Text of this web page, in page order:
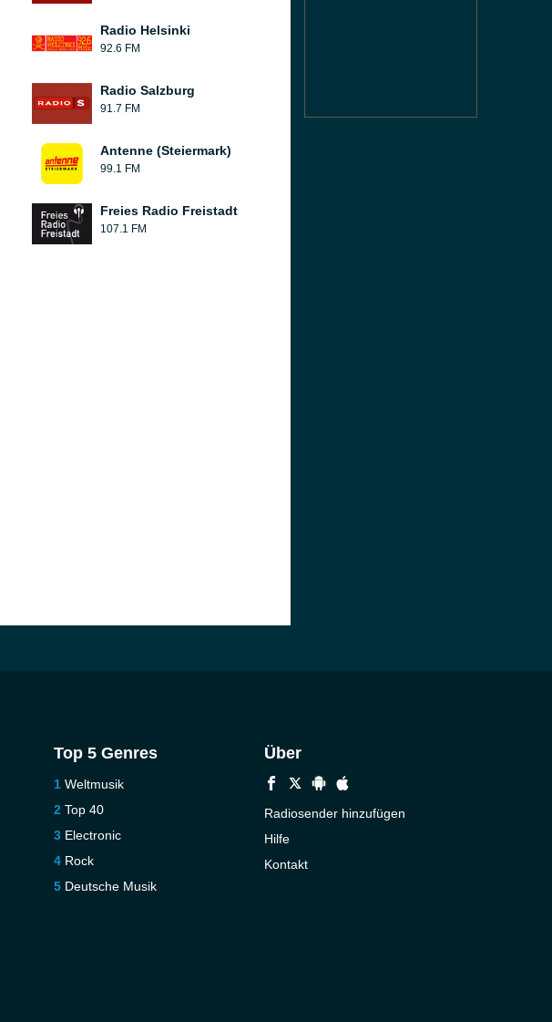
Radio Helsinki
92.6 FM
Radio Salzburg
91.7 FM
Antenne (Steiermark)
99.1 FM
Freies Radio Freistadt
107.1 FM
Top 5 Genres
Weltmusik
Top 40
Electronic
Rock
Deutsche Musik
Über
Radiosender hinzufügen
Hilfe
Kontakt